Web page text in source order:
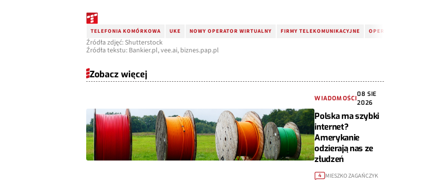
TELEFONIA KOMÓRKOWA UKE NOWY OPERATOR WIRTUALNY FIRMY TELEKOMUNIKACYJNE OPERATOR WIRTUALNY
Źródła zdjęć: Shutterstock
Źródła tekstu: Bankier.pl, vee.ai, biznes.pap.pl
Zobacz więcej
WIADOMOŚCI
08 SIE
2026
Polska ma szybki
internet?
Amerykanie
odzierają nas ze
złudzeń
4 MIESZKO ZAGAŃCZYK